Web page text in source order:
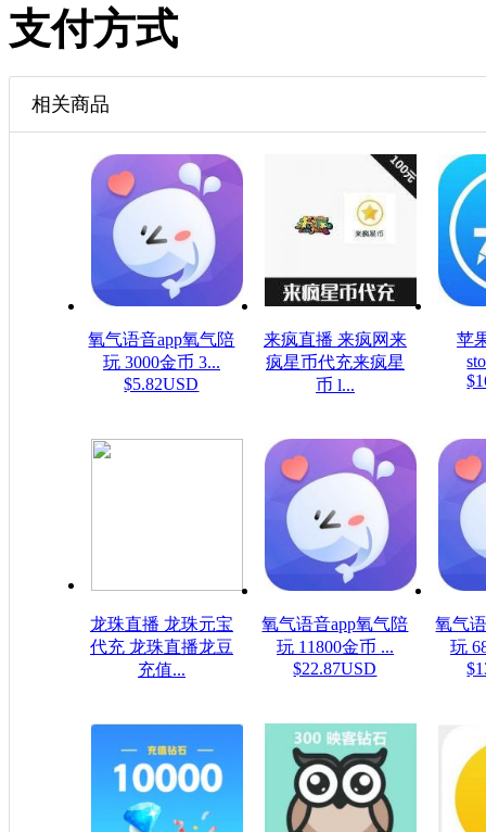
支付方式
相关商品
氧气语音app氧气陪
玩 3000金币 3...
$5.82USD
来疯直播 来疯网来
疯星币代充来疯星
币 l...
苹
龙珠直播 龙珠元宝
代充 龙珠直播龙豆
充值...
氧气语音app氧气陪
玩 11800金币 ...
$22.87USD
氧气
玩